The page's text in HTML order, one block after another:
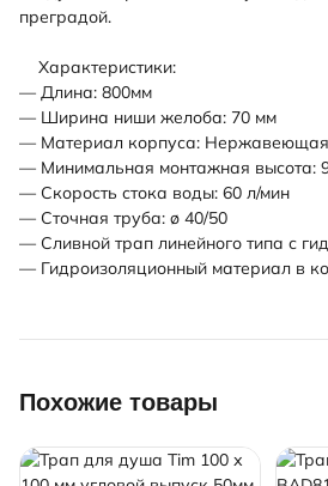
преградой.
Характеристики:
— Длина: 800мм
— Ширина ниши желоба: 70 мм
— Материал корпуса: Нержавеющая
— Минимальная монтажная высота:
— Скорость стока воды: 60 л/мин
— Сточная труба: ø 40/50
— Сливной трап линейного типа с
— Гидроизоляционный материал в
Похожие товары